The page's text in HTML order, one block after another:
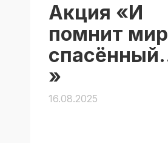
Акция «И
помнит мир
»
16.08.2025